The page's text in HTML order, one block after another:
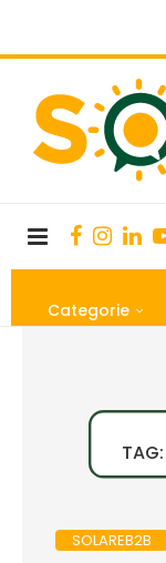
Categorie
TAG:
SOLAREB2B